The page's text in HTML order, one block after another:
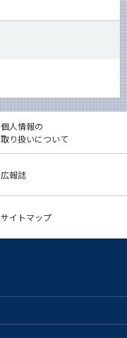
個人情報の
取り扱いについて
広報誌
サイトマップ